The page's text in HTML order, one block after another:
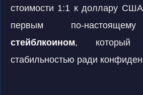
стоимости 1:1 к доллару
первым по-
стейблкоином, который
стабильностью ради